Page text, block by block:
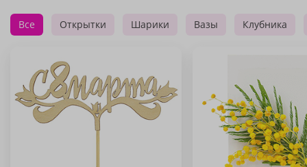
Все Открытки Шарики Вазы Клубника